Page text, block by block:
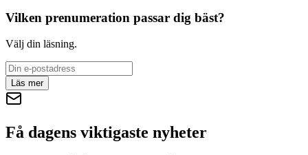
Vilken prenumeration passar dig bäst?
Välj din läsning.
Läs mer
Få dagens viktigaste nyheter